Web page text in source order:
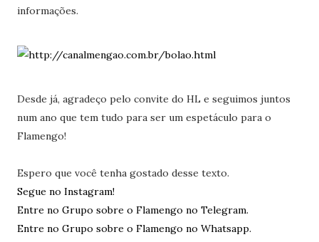
informações.
Desde já, agradeço pelo convite do HL e seguimos juntos
num ano que tem tudo para ser um espetáculo para o
Flamengo!
Espero que você tenha gostado desse texto.
Segue no Instagram!
Entre no Grupo sobre o Flamengo no Telegram.
Entre no Grupo sobre o Flamengo no Whatsapp.